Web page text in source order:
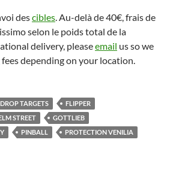
descibles. Au-delà de 40€, frais de
selon le poids total de la
delivery, pleaseemail us so we
depending on your location.
DROP TARGETS
FLIPPER
STREET
GOTTLIEB
PINBALL
PROTECTION VENILIA